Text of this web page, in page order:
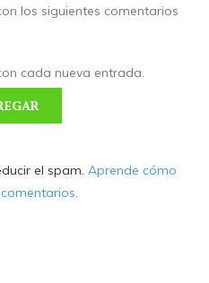
los siguientes comentarios
cada nueva entrada.
el spam. Aprende cómo